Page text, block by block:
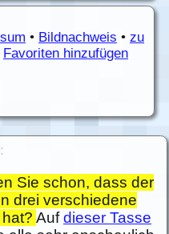
• Bildnachweis • zu
Favoriten hinzufügen